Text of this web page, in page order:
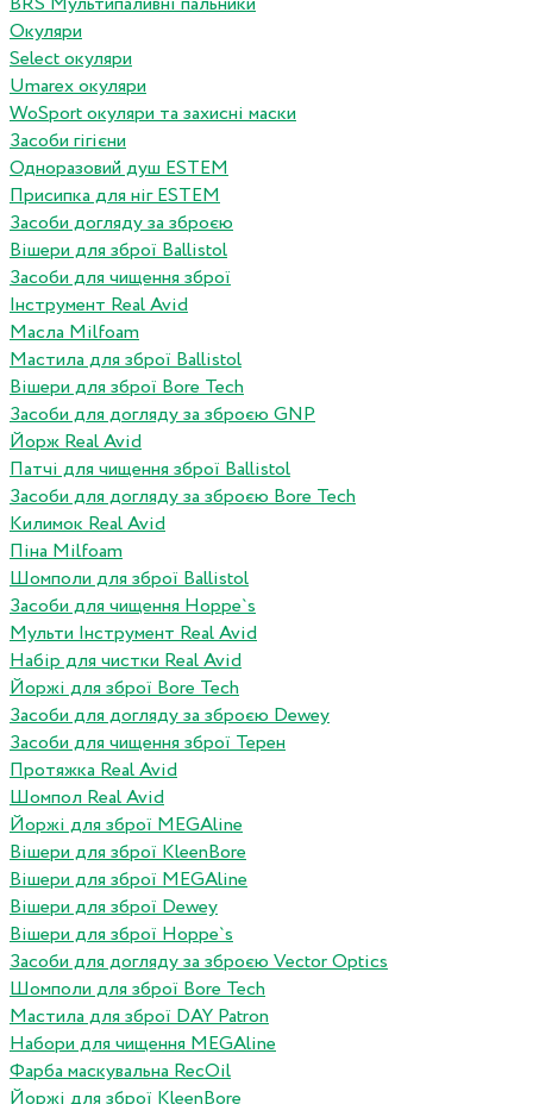
Окуляри
Select окуляри
Umarex окуляри
WoSport окуляри та захисні маски
Засоби гігієни
Одноразовий душ ESTEM
Присипка для ніг ESTEM
Засоби догляду за зброєю
Вішери для зброї Ballistol
Засоби для чищення зброї
Інструмент Real Avid
Масла Milfoam
Мастила для зброї Ballistol
Вішери для зброї Bore Tech
Засоби для догляду за зброєю GNP
Йорж Real Avid
Патчі для чищення зброї Ballistol
Засоби для догляду за зброєю Bore Tech
Килимок Real Avid
Піна Milfoam
Шомполи для зброї Ballistol
Засоби для чищення Hoppe`s
Мульти Інструмент Real Avid
Набір для чистки Real Avid
Йоржі для зброї Bore Tech
Засоби для догляду за зброєю Dewey
Засоби для чищення зброї Терен
Протяжка Real Avid
Шомпол Real Avid
Йоржі для зброї MEGAline
Вішери для зброї KleenBore
Вішери для зброї MEGAline
Вішери для зброї Dewey
Вішери для зброї Hoppe`s
Засоби для догляду за зброєю Vector Optics
Шомполи для зброї Bore Tech
Мастила для зброї DAY Patron
Набори для чищення MEGAline
Фарба маскувальна RecOil